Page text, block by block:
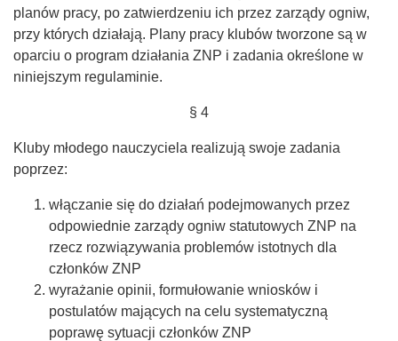
planów pracy, po zatwierdzeniu ich przez zarządy ogniw,
przy których działają. Plany pracy klubów tworzone są w
oparciu o program działania ZNP i zadania określone w
niniejszym regulaminie.
§ 4
Kluby młodego nauczyciela realizują swoje zadania
poprzez:
włączanie się do działań podejmowanych przez
odpowiednie zarządy ogniw statutowych ZNP na
rzecz rozwiązywania problemów istotnych dla
członków ZNP
wyrażanie opinii, formułowanie wniosków i
postulatów mających na celu systematyczną
poprawę sytuacji członków ZNP